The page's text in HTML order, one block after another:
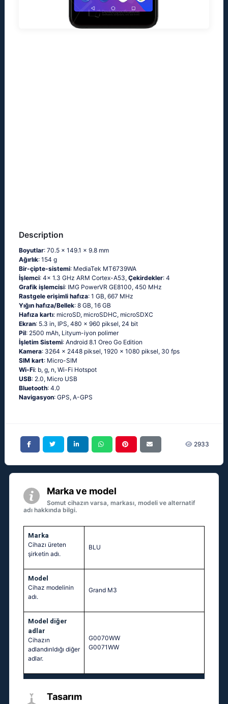
Description
Boyutlar: 70.5 x 149.1 x 9.8 mm
Ağırlık: 154 g
Bir-çipte-sistemi: MediaTek MT6739WA
İşlemci: 4x 1.3 GHz ARM Cortex-A53, Çekirdekler: 4
Grafik işlemcisi: IMG PowerVR GE8100, 450 MHz
Rastgele erişimli hafıza: 1 GB, 667 MHz
Yığın hafıza/Bellek: 8 GB, 16 GB
Hafıza kartı: microSD, microSDHC, microSDXC
Ekran: 5.3 in, IPS, 480 x 960 piksel, 24 bit
Pil: 2500 mAh, Lityum-iyon polimer
İşletim Sistemi: Android 8.1 Oreo Go Edition
Kamera: 3264 x 2448 piksel, 1920 x 1080 piksel, 30 fps
SIM kart: Micro-SIM
Wi-Fi: b, g, n, Wi-Fi Hotspot
USB: 2.0, Micro USB
Bluetooth: 4.0
Navigasyon: GPS, A-GPS
2933
Marka ve model
Somut cihazın varsa, markası, modeli ve alternatif
adı hakkında bilgi.
Marka
Cihazı üreten
şirketin adı.
BLU
Model
Cihaz modelinin
adı.
Grand M3
Model diğer
adlar
Cihazın
adlandırıldığı diğer
adlar.
G0070WW
G0071WW
Tasarım